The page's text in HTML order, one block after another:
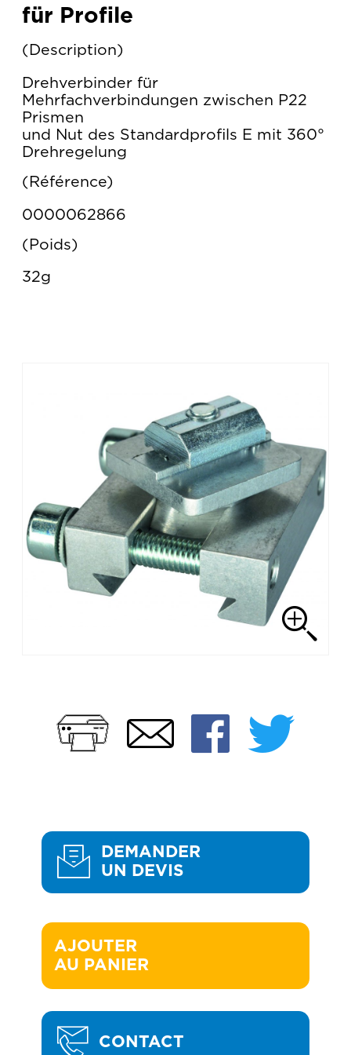
Imprimer
Email
für Profile
Description
Drehverbinder für
Mehrfachverbindungen zwischen P22
Prismen
und Nut des Standardprofils E mit 360°
Drehregelung
Référence
0000062866
Poids
32g
DEMANDER
UN DEVIS
AJOUTER
AU PANIER
CONTACT